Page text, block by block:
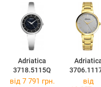
Adriatica
3718.5115Q
від 7 791 грн.
від